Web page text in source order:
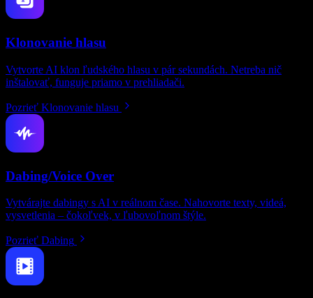
Klonovanie hlasu
Vytvorte AI klon ľudského hlasu v pár sekundách. Netreba nič
inštalovať, funguje priamo v prehliadači.
Pozrieť Klonovanie hlasu
Dabing/Voice Over
Vytvárajte dabingy s AI v reálnom čase. Nahovorte texty, videá,
vysvetlenia – čokoľvek, v ľubovoľnom štýle.
Pozrieť Dabing